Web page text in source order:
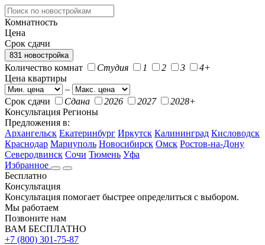
Комнатность
Цена
Срок сдачи
831 новостройка
Количество комнат Студия 1 2 3
4+
Цена квартиры
–
Срок сдачи
Сдана 2026 2027
2028+
Консультация Регионы
Предложения в:
Архангельск Екатеринбург Иркутск Калининград Кисловодск
Краснодар Мариуполь Новосибирск Омск Ростов-на-Дону
Северодвинск Сочи Тюмень Уфа
Избранное
Бесплатно
Консультация
Консультация помогает быстрее определиться с выбором.
Мы работаем
Позвоните нам
ВАМ БЕСПЛАТНО
+7 (800) 301-75-87